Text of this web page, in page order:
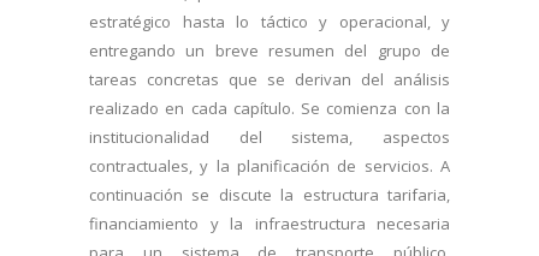
estratégico hasta lo táctico y operacional, y
entregando un breve resumen del grupo de
tareas concretas que se derivan del análisis
realizado en cada capítulo. Se comienza con la
institucionalidad del sistema, aspectos
contractuales, y la planificación de servicios. A
continuación se discute la estructura tarifaria,
financiamiento y la infraestructura necesaria